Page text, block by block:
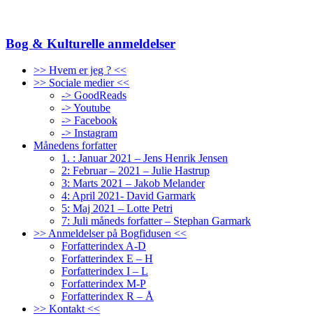
Bog & Kulturelle anmeldelser
>> Hvem er jeg ? <<
>> Sociale medier <<
-> GoodReads
-> Youtube
-> Facebook
-> Instagram
Månedens forfatter
1. : Januar 2021 – Jens Henrik Jensen
2: Februar – 2021 – Julie Hastrup
3: Marts 2021 – Jakob Melander
4: April 2021- David Garmark
5: Maj 2021 – Lotte Petri
7: Juli måneds forfatter – Stephan Garmark
>> Anmeldelser på Bogfidusen <<
Forfatterindex A-D
Forfatterindex E – H
Forfatterindex I – L
Forfatterindex M-P
Forfatterindex R – Å
>> Kontakt <<